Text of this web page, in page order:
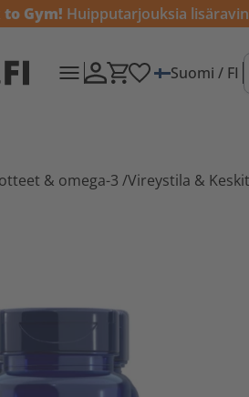
to Gym! Huipputarjouksia
Suomi / FI
& omega-3 /Vireystila &